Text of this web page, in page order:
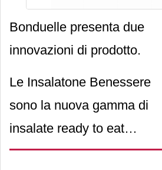
Bonduelle presenta due
innovazioni di prodotto.
Le Insalatone Benessere
sono la nuova gamma di
insalate ready to eat
composta da tre referenze: